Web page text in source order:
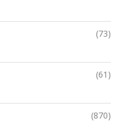
(73)
(61)
(870)